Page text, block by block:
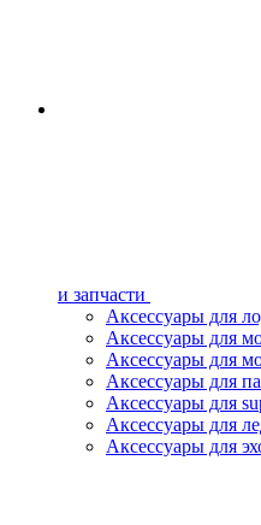
и запчасти
Аксессуары для
Аксессуары для
Аксессуары для
Аксессуары для
Аксессуары для
Аксессуары для
Аксессуары для